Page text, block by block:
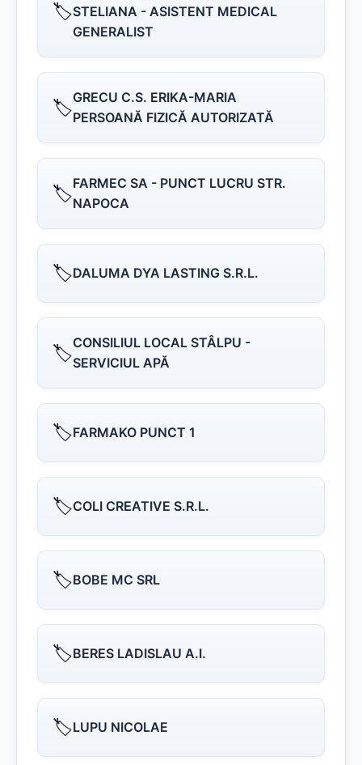
🏷️STELIANA - ASISTENT MEDICAL
GENERALIST
🏷️GRECU C.S. ERIKA-MARIA
PERSOANĂ FIZICĂ AUTORIZATĂ
🏷️FARMEC SA - PUNCT LUCRU STR.
NAPOCA
🏷️DALUMA DYA LASTING S.R.L.
🏷️CONSILIUL LOCAL STÂLPU -
SERVICIUL APĂ
🏷️FARMAKO PUNCT 1
🏷️COLI CREATIVE S.R.L.
🏷️BOBE MC SRL
🏷️BERES LADISLAU A.I.
🏷️LUPU NICOLAE